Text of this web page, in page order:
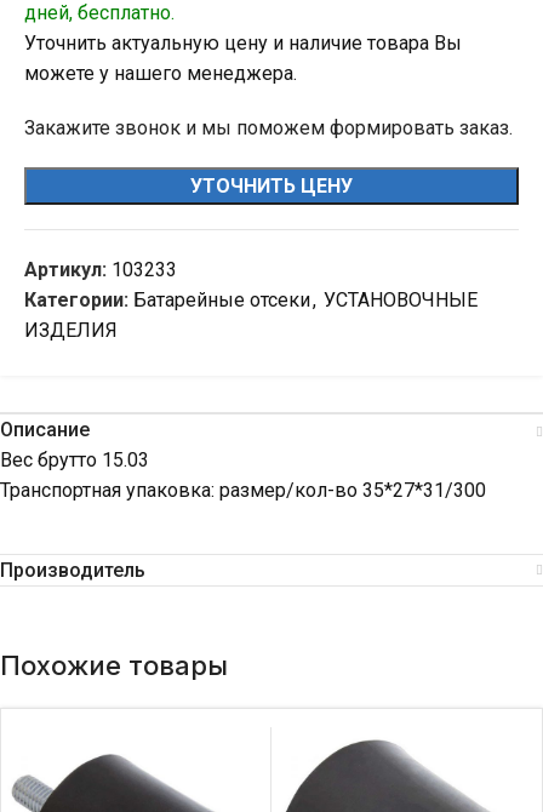
дней, бесплатно.
Уточнить актуальную цену и наличие товара Вы
можете у нашего менеджера.
Закажите звонок и мы поможем формировать заказ.
УТОЧНИТЬ ЦЕНУ
Артикул: 103233
Категории: Батарейные отсеки, УСТАНОВОЧНЫЕ
ИЗДЕЛИЯ
Описание
Вес брутто 15.03
Транспортная упаковка: размер/кол-во 35*27*31/300
Производитель
Похожие товары